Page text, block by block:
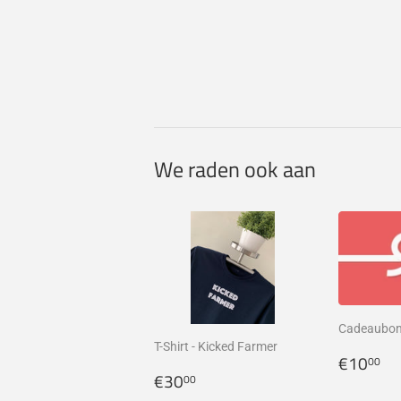
We raden ook aan
T-Shirt - Kicked Farmer
Normale
€3000
Cadeaubon
Normale
prijs
€1000